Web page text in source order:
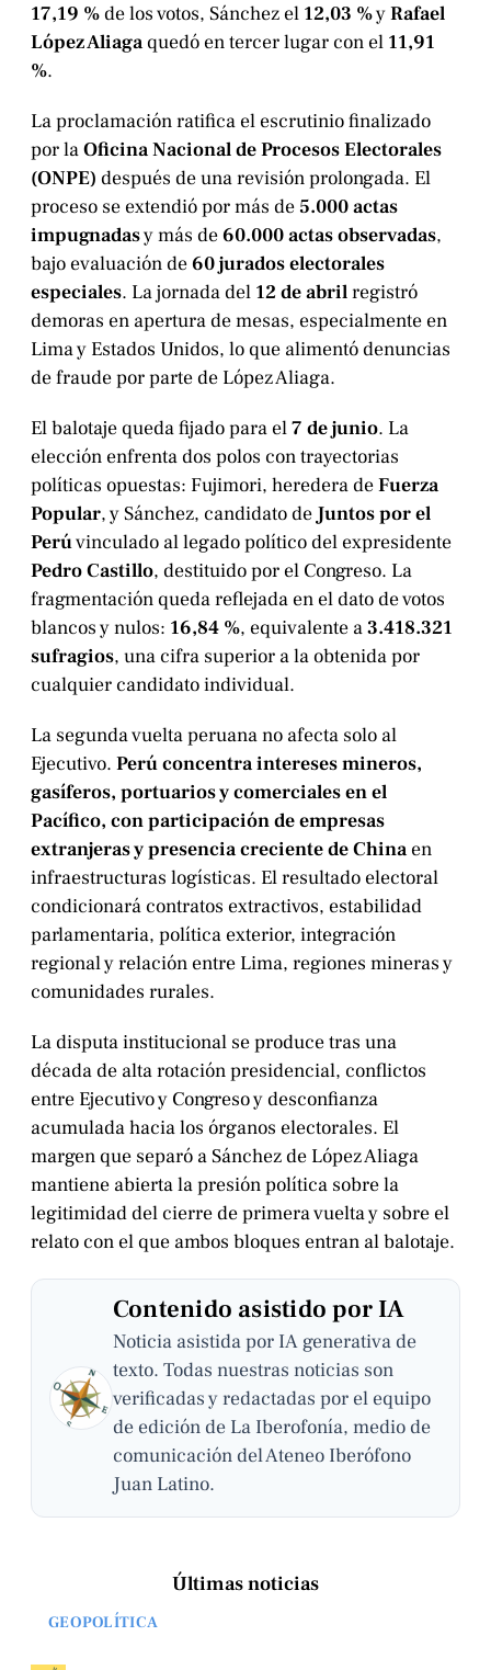
17,19 %de los votos, Sánchez el 12,03 %yRafael
López Aliagaquedó en tercer lugar con el 11,91
%.
La proclamación ratifica el escrutinio finalizado
por laOficina Nacional de Procesos Electorales
(ONPE) después de una revisión prolongada. El
proceso se extendió por más de 5.000 actas
impugnadasy más de60.000 actas observadas,
bajo evaluación de60 jurados electorales
especiales. La jornada del 12 de abrilregistró
demoras en apertura de mesas, especialmente en
Lima y Estados Unidos, lo que alimentó denuncias
de fraude por parte de López Aliaga.
El balotaje queda fijado para el7 de junio. La
elección enfrenta dos polos con trayectorias
políticas opuestas: Fujimori, heredera deFuerza
Popular, y Sánchez, candidato de Juntos por el
Perúvinculado al legado político del expresidente
Pedro Castillo, destituido por el Congreso. La
fragmentación queda reflejada en el dato de votos
blancos y nulos: 16,84 %, equivalente a3.418.321
sufragios, una cifra superior a la obtenida por
cualquier candidato individual.
La segunda vuelta peruana no afecta solo al
Ejecutivo. Perú concentra intereses mineros,
gasíferos, portuarios y comerciales en el
Pacífico, con participación de empresas
extranjeras y presencia creciente de China en
infraestructuras logísticas. El resultado electoral
condicionará contratos extractivos, estabilidad
parlamentaria, política exterior, integración
regional y relación entre Lima, regiones mineras y
comunidades rurales.
La disputa institucional se produce tras una
década de alta rotación presidencial, conflictos
entre Ejecutivo y Congreso y desconfianza
acumulada hacia los órganos electorales. El
margen que separó a Sánchez de López Aliaga
mantiene abierta la presión política sobre la
legitimidad del cierre de primera vuelta y sobre el
relato con el que ambos bloques entran al balotaje.
Contenido asistido por IA
Noticia asistida por IA generativa de
texto. Todas nuestras noticias son
verificadas y redactadas por el equipo
de edición de La Iberofonía, medio de
comunicación del Ateneo Iberófono
Juan Latino.
Últimas noticias
GEOPOLÍTICA